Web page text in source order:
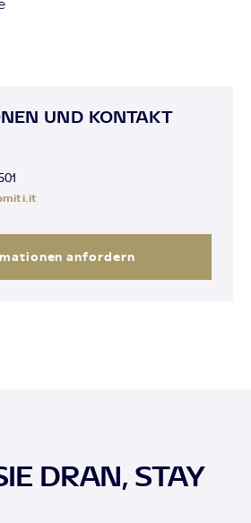
UND KONTAKT
anfordern
DRAN, STAY